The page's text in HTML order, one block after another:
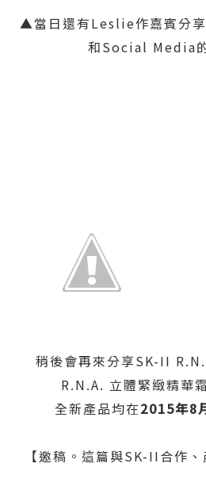
▲當日還有Leslie作嘉賓分
和Social Media
稍後會再來分享SK-II
R.N.A. 立體緊緻精華
全新產品均在2015年8
【邀稿。這篇與SK-II合作、